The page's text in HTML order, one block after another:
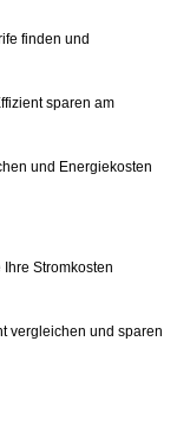
finden und
sparen am
und Energiekosten
Stromkosten
vergleichen und sparen